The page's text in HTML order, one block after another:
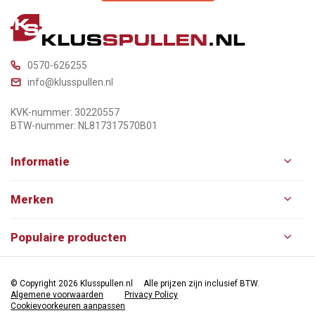
0570-626255
info@klusspullen.nl
KVK-nummer: 30220557
BTW-nummer: NL817317570B01
Informatie
Merken
Populaire producten
© Copyright 2026 Klusspullen.nl
Alle prijzen zijn inclusief BTW.
Algemene voorwaarden
Privacy Policy
Cookievoorkeuren aanpassen